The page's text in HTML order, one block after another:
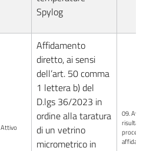
Spylog
Attivo
Affidamento
diretto, ai sensi
dell’art. 50 comma
1 lettera b) del
D.lgs 36/2023 in
ordine alla taratura
di un vetrino
micrometrico in
09.
risultati